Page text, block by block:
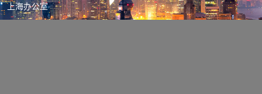
上海办公室